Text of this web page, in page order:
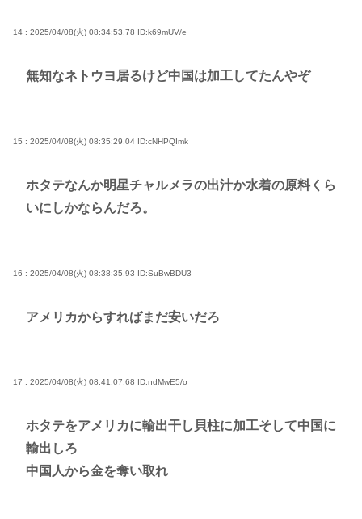
14 : 2025/04/08(火) 08:34:53.78 ID:k69mUV/e
無知なネトウヨ居るけど中国は加工してたんやぞ
15 : 2025/04/08(火) 08:35:29.04 ID:cNHPQImk
ホタテなんか明星チャルメラの出汁か水着の原料くら
いにしかならんだろ。
16 : 2025/04/08(火) 08:38:35.93 ID:SuBwBDU3
アメリカからすればまだ安いだろ
17 : 2025/04/08(火) 08:41:07.68 ID:ndMwE5/o
ホタテをアメリカに輸出干し貝柱に加工そして中国に
輸出しろ
中国人から金を奪い取れ